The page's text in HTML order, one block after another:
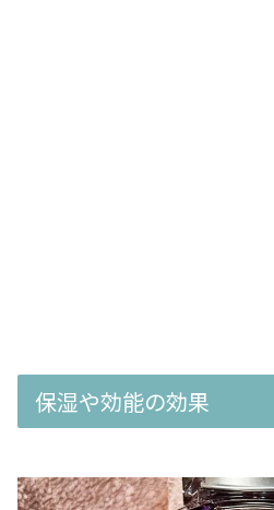
保湿や効能の効果